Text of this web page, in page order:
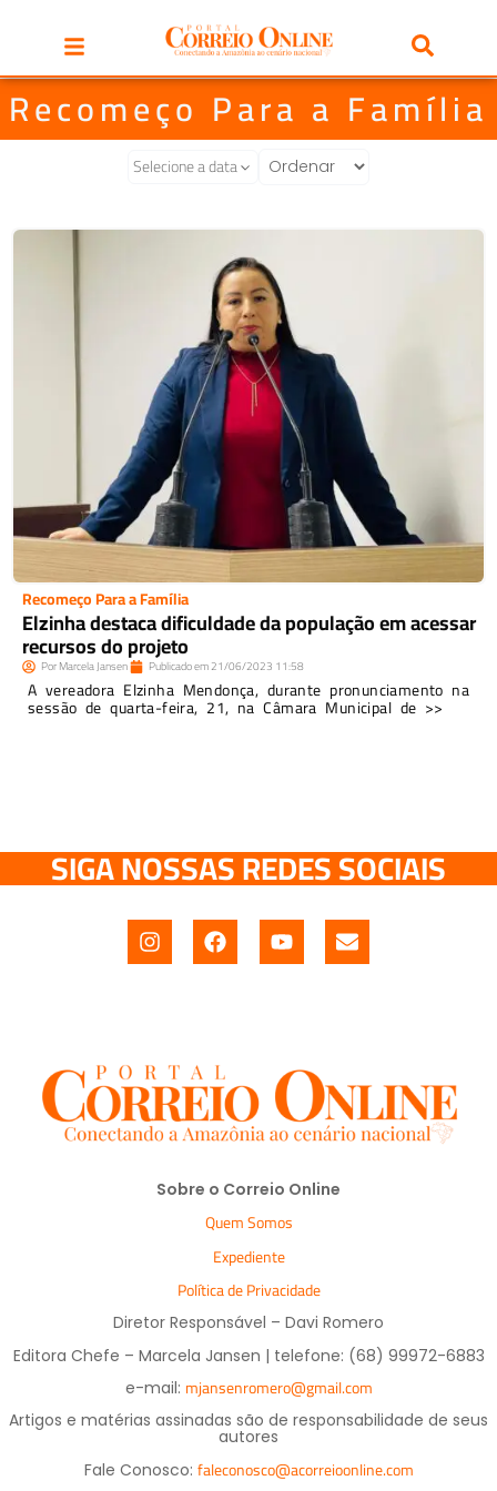
Recomeço Para a Família
Selecione a data
Recomeço Para a Família
Elzinha destaca dificuldade da população em acessar
recursos do projeto
PorMarcela Jansen Publicado em21/06/2023 11:58
A vereadora Elzinha Mendonça, durante pronunciamento na
sessão de quarta-feira, 21, na Câmara Municipal de >>
SIGA NOSSAS REDES SOCIAIS
Sobre o Correio Online
Quem Somos
Expediente
Política de Privacidade
Diretor Responsável – Davi Romero
Editora Chefe – Marcela Jansen | telefone: (68) 99972-6883
e-mail: mjansenromero@gmail.com
Artigos e matérias assinadas são de responsabilidade de seus
autores
Fale Conosco: faleconosco@acorreioonline.com